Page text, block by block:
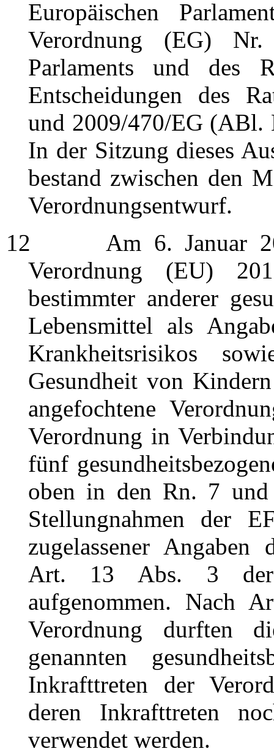
Europäischen
Verordnung (EG) Nr.
Parlaments und des
Entscheidungen des
und 2009/470/EG (ABl.
In der Sitzung dieses
bestand zwischen den
Verordnungsentwurf.
12 Am 6. Januar
Verordnung (EU)
bestimmter anderer
Lebensmittel als
Krankheitsrisikos
Gesundheit von
angefochtene
Verordnung in
fünf
oben in den Rn. 7 und
Stellungnahmen der
zugelassener
Art. 13 Abs. 3 der
aufgenommen. Nach
Verordnung durften
genannten
Inkrafttreten der
deren Inkrafttreten
verwendet werden.